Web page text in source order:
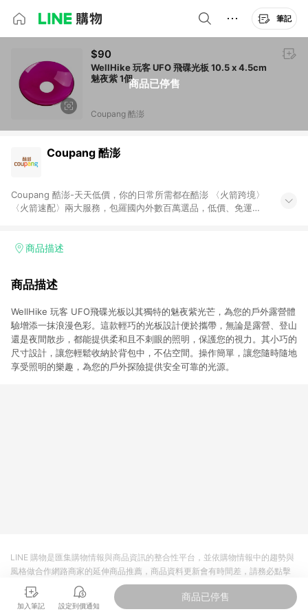
筆記
商品已停售
$90
WellHike 玩客 UFO 飛碟光板 10.5 x 4.5cm
魅夜紫 1個
Coupang 酷澎
Coupang 酷澎
Coupang 酷澎-天天低價，你的日常所需都在酷澎 〈火箭跨境〉
〈火箭速配〉兩大服務，包羅國內外數百萬選品，低價、免運，
加入WOW會員告別湊免運，火箭速配、火箭跨境優質選品不限金
商品描述
商品描述
WellHike 玩客 UFO飛碟光板以其獨特的魅夜紫光芒，為您的戶外露營體
驗增添一抹浪漫色彩。這款輕巧的光板設計便於攜帶，無論是露營、登山
還是夜間散步，都能提供柔和且不刺眼的照明，保護您的視力。其小巧的
尺寸設計，讓您輕鬆收納於背包中，不佔空間。操作簡單，讓您隨時隨地
享受照明的樂趣，為您的戶外探險提供安全可靠的光源。
加入筆記 設定到價通知
商品已停售
LINE 購物是匯集購物情報與商品資訊的整合性平台，並依購物情報中的趨勢與
風格做合作網路商家的延伸商品推薦，商品資料更新會有時間差，請務必點擊
商品至各合作網路商家，確認現售價與購物條件，一切資訊以合作廠商網頁為
準。